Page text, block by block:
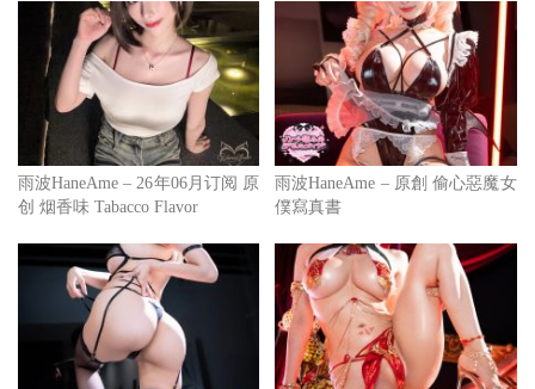
雨波HaneAme – 26年06月订阅 原
创 烟香味 Tabacco Flavor
雨波HaneAme – 原創 偷心惡魔女
僕寫真書